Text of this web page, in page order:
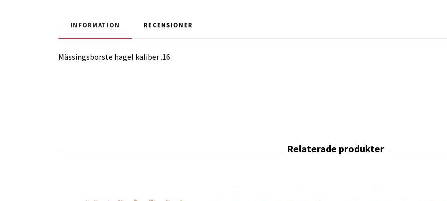
INFORMATION RECENSIONER
Mässingsborste hagel kaliber .16